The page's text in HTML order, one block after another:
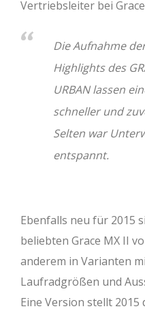
Vertriebsleiter bei
Die Aufnahme
Highlights des
URBAN lassen
schneller und
Selten war
entspannt.
Ebenfalls neu für 2015
beliebten Grace MX II
anderem in Varianten
Laufradgrößen und
Eine Version stellt 2015